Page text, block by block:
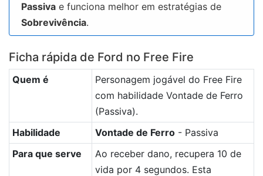
Passiva e funciona melhor em estratégias de
Sobrevivência.
Ficha rápida de Ford no Free Fire
Quem é
Personagem jogável do Free Fire
com habilidade Vontade de Ferro
(Passiva).
Habilidade
Vontade de Ferro- Passiva
Para que serve
Ao receber dano, recupera 10 de
vida por 4 segundos. Esta